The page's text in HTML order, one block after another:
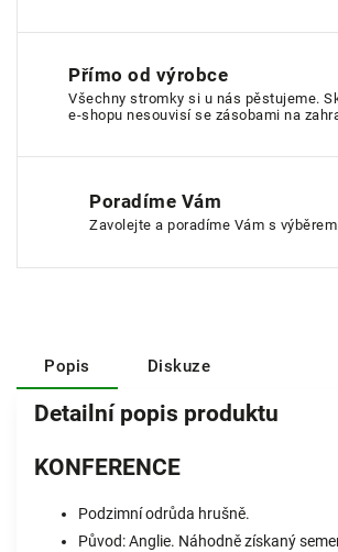
Přímo od výrobce
Všechny stromky si u nás pěstujeme.
e-shopu nesouvisí se zásobami na
Poradíme Vám
Zavolejte a poradíme Vám s výběrem.
Popis Diskuze
Detailní popis produktu
KONFERENCE
Podzimní odrůda hrušně.
Původ: Anglie. Náhodně získaný